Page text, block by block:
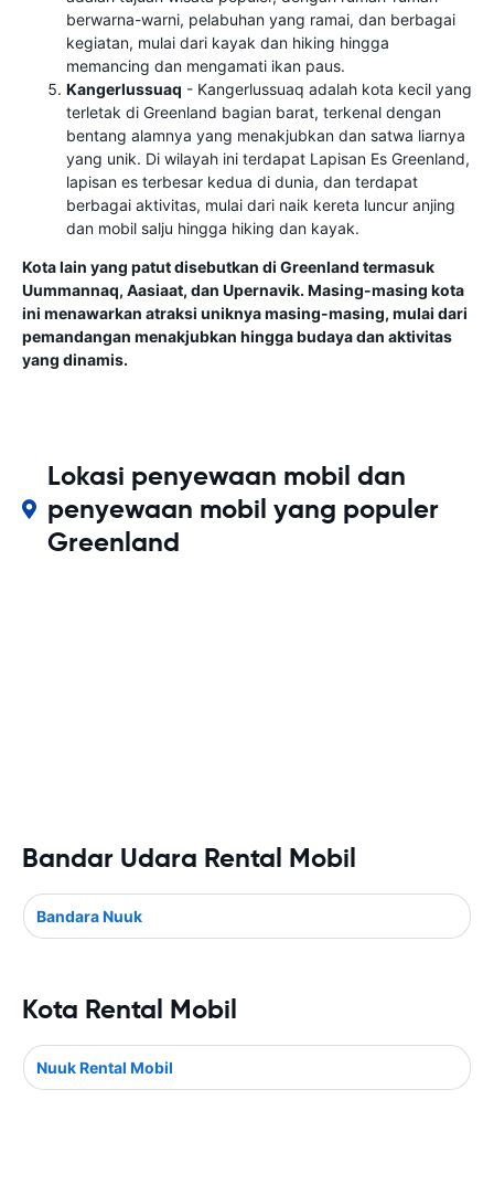
berwarna-warni, pelabuhan yang ramai, dan berbagai
kegiatan, mulai dari kayak dan hiking hingga
memancing dan mengamati ikan paus.
Kangerlussuaq - Kangerlussuaq adalah kota kecil yang
terletak di Greenland bagian barat, terkenal dengan
bentang alamnya yang menakjubkan dan satwa liarnya
yang unik. Di wilayah ini terdapat Lapisan Es Greenland,
lapisan es terbesar kedua di dunia, dan terdapat
berbagai aktivitas, mulai dari naik kereta luncur anjing
dan mobil salju hingga hiking dan kayak.
Kota lain yang patut disebutkan di Greenland termasuk
Uummannaq, Aasiaat, dan Upernavik. Masing-masing kota
ini menawarkan atraksi uniknya masing-masing, mulai dari
pemandangan menakjubkan hingga budaya dan aktivitas
yang dinamis.
Lokasi penyewaan mobil dan
penyewaan mobil yang populer
Greenland
Bandar Udara Rental Mobil
Bandara Nuuk
Kota Rental Mobil
Nuuk Rental Mobil